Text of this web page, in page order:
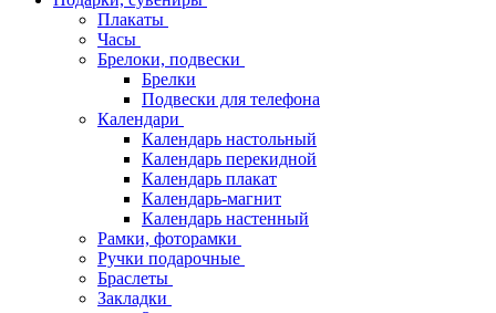
Плакаты
Часы
Брелоки, подвески
Брелки
Подвески для телефона
Календари
Календарь настольный
Календарь перекидной
Календарь плакат
Календарь-магнит
Календарь настенный
Рамки, фоторамки
Ручки подарочные
Браслеты
Закладки